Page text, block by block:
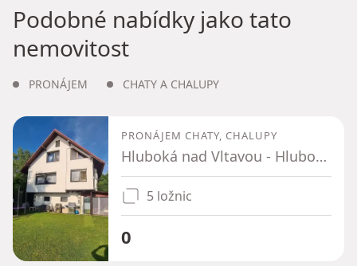
Podobné nabídky jako tato
nemovitost
PRONÁJEM CHATY A CHALUPY
PRONÁJEM CHATY, CHALUPY
Hluboká nad Vltavou - Hluboká nad Vltavou, Jihočeský kraj
5 ložnic
0